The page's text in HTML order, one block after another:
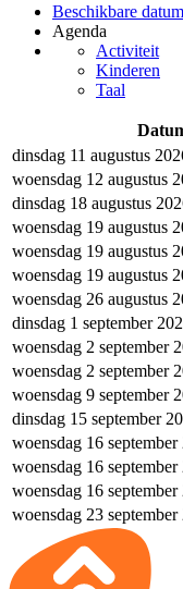
Beschikbare
Agenda
Activiteit
Kinderen
Taal
dinsdag 11 augustus
woensdag 12 augustus
dinsdag 18 augustus
woensdag 19 augustus
woensdag 19 augustus
woensdag 19 augustus
woensdag 26 augustus
dinsdag 1 september
woensdag 2 september
woensdag 2 september
woensdag 9 september
dinsdag 15 september
woensdag 16
woensdag 16
woensdag 16
woensdag 23